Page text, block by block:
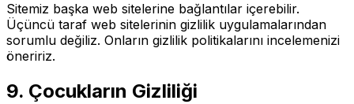
Sitemiz başka web sitelerine bağlantılar içerebilir.
Üçüncü taraf web sitelerinin gizlilik uygulamalarından
sorumlu değiliz. Onların gizlilik politikalarını incelemenizi
öneririz.
9. Çocukların Gizliliği